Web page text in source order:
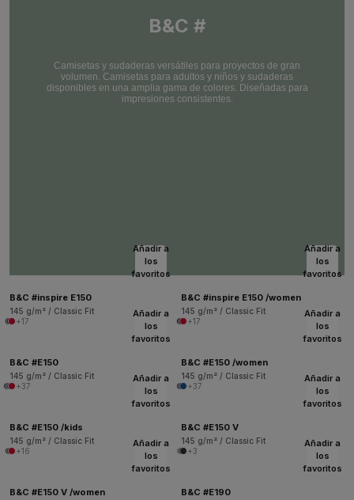
B&C #
Camisetas y sudaderas versátiles para proyectos de gran
volumen. Camisetas para adultos y niños y sudaderas
disponibles en una amplia gama de colores. Diseñadas para
impresiones consistentes.
Añadir a
los
favoritos
B&C #inspire E150
145 g/m² / Classic Fit
+17
Añadir a
los
favoritos
B&C #inspire E150 /women
145 g/m² / Classic Fit
+17
Añadir a
los
favoritos
B&C #E150
145 g/m² / Classic Fit
+37
Añadir a
los
favoritos
B&C #E150 /women
145 g/m² / Classic Fit
+37
Añadir a
los
favoritos
B&C #E150 /kids
145 g/m² / Classic Fit
+16
Añadir a
los
favoritos
B&C #E150 V
145 g/m² / Classic Fit
+3
Añadir a
los
favoritos
B&C #E150 V /women
Añadir a
los
favoritos
B&C #E190